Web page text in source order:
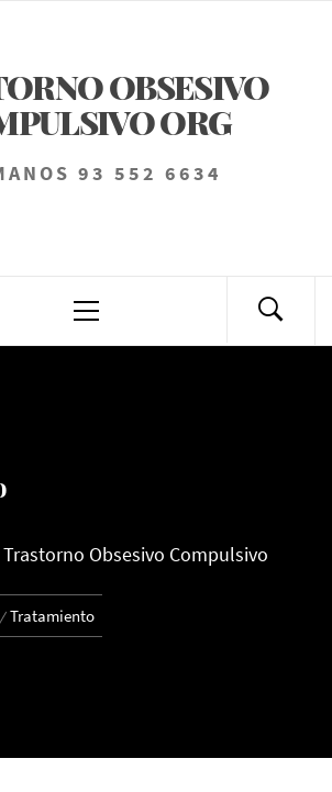
OBSESIVO
ORG
93 552 6634
principal
Trastorno Obsesivo Compulsivo
Tratamiento